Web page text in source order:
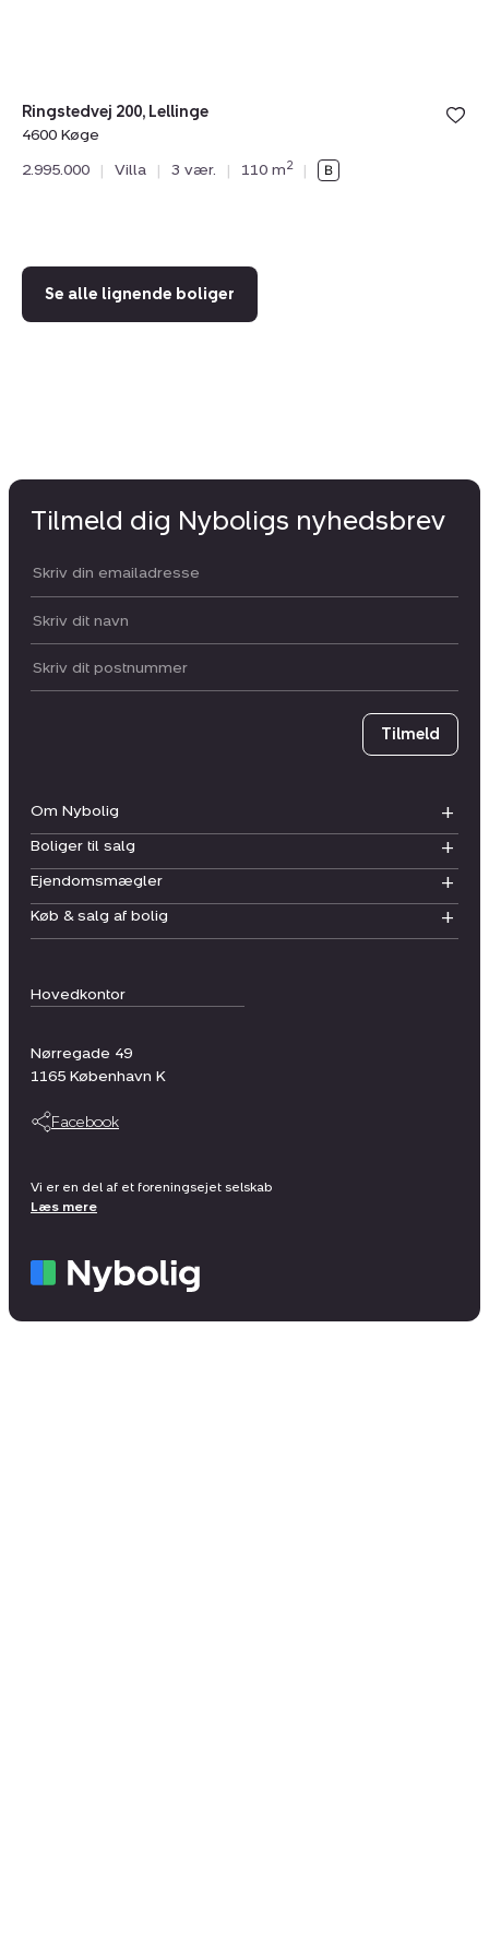
Ringstedvej 200, Lellinge
4600 Køge
2.995.000
| Villa | 3 vær. | 110 m2 |
Se alle lignende boliger
Hovedkontor
Nørregade 49
1165 København K
Facebook
Om Nybolig
Boliger til salg
Ejendomsmægler
Køb & salg af bolig
Tilmeld dig Nyboligs nyhedsbrev
Din email:
Dit navn:
Postnummer
Tilmeld
Vi er en del af et foreningsejet selskab
Læs mere